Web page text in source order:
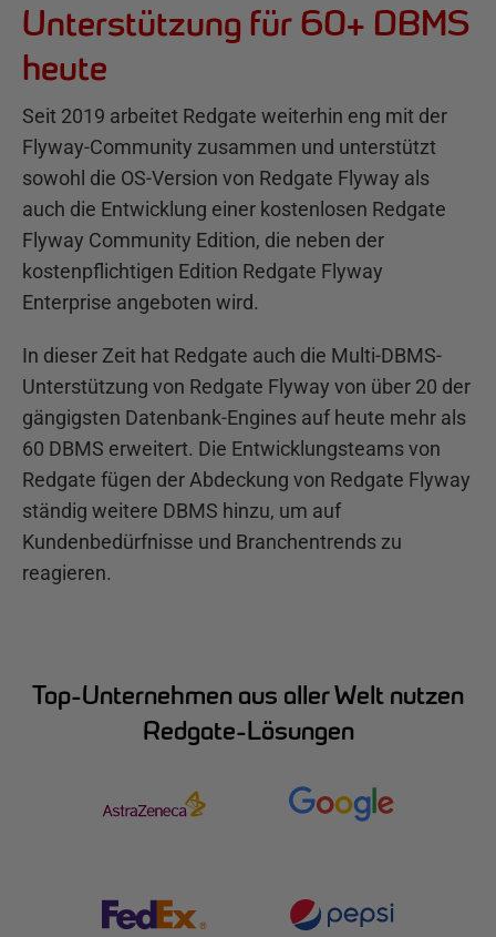
Unterstützung für 60+ DBMS
heute
Seit 2019 arbeitet Redgate weiterhin eng mit der
Flyway-Community zusammen und unterstützt
sowohl die OS-Version von Redgate Flyway als
auch die Entwicklung einer kostenlosen Redgate
Flyway Community Edition, die neben der
kostenpflichtigen Edition Redgate Flyway
Enterprise angeboten wird.
In dieser Zeit hat Redgate auch die Multi-DBMS-
Unterstützung von Redgate Flyway von über 20 der
gängigsten Datenbank-Engines auf heute mehr als
60 DBMS erweitert. Die Entwicklungsteams von
Redgate fügen der Abdeckung von Redgate Flyway
ständig weitere DBMS hinzu, um auf
Kundenbedürfnisse und Branchentrends zu
reagieren.
Top-Unternehmen aus aller Welt nutzen
Redgate-Lösungen